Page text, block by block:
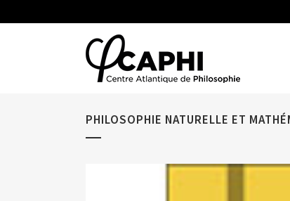
PHILOSOPHIE NATURELLE ET